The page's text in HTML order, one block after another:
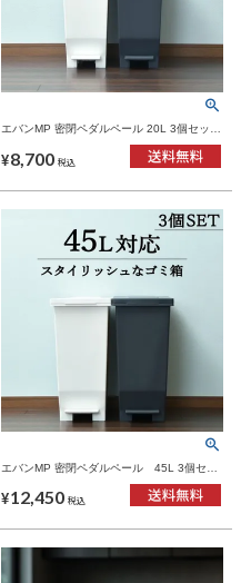
エバンMP 密閉ペダルペール 20L 3個セット
¥8,700 税込
エバンMP 密閉ペダルペール 45L 3個セッ
¥12,450 税込